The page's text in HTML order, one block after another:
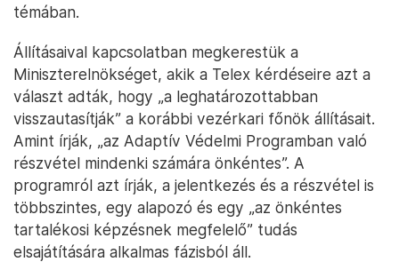
témában.
Állításaival kapcsolatban megkerestük a
Miniszterelnökséget, akik a Telex kérdéseire azt a
választ adták, hogy „a leghatározottabban
visszautasítják” a korábbi vezérkari főnök állításait.
Amint írják, „az Adaptív Védelmi Programban való
részvétel mindenki számára önkéntes”. A
programról azt írják, a jelentkezés és a részvétel is
többszintes, egy alapozó és egy „az önkéntes
tartalékosi képzésnek megfelelő” tudás
elsajátítására alkalmas fázisból áll.